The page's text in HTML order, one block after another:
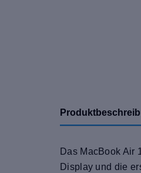
Das MacBook Air
Display und die